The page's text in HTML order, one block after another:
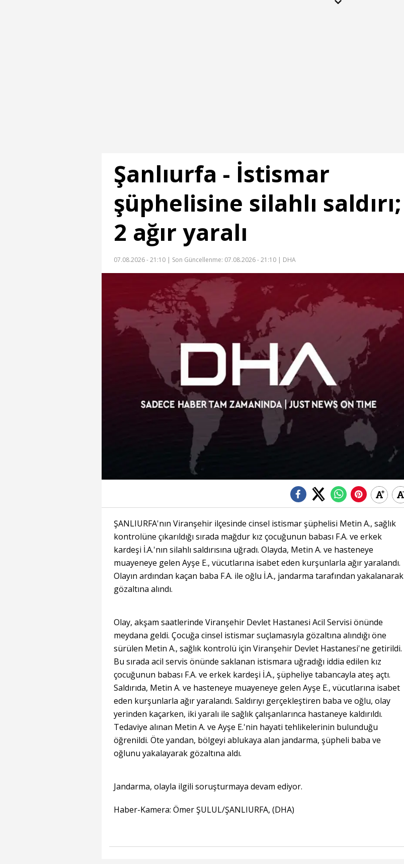
Şanlıurfa - İstismar
şüphelisine silahlı saldırı;
2 ağır yaralı
07.08.2026 - 21:10 | Son Güncellenme: 07.08.2026 - 21:10 | DHA
ŞANLIURFA'nın Viranşehir ilçesinde cinsel istismar şüphelisi Metin A., sağlık
kontrolüne çıkarıldığı sırada mağdur kız çocuğunun babası F.A. ve erkek
kardeşi İ.A.'nın silahlı saldırısına uğradı. Olayda, Metin A. ve hasteneye
muayeneye gelen Ayşe E., vücutlarına isabet eden kurşunlarla ağır yaralandı.
Olayın ardından kaçan baba F.A. ile oğlu İ.A., jandarma tarafından yakalanarak
gözaltına alındı.
Olay, akşam saatlerinde Viranşehir Devlet Hastanesi Acil Servisi önünde
meydana geldi. Çocuğa cinsel istismar suçlamasıyla gözaltına alındığı öne
sürülen Metin A., sağlık kontrolü için Viranşehir Devlet Hastanesi'ne getirildi.
Bu sırada acil servis önünde saklanan istismara uğradığı iddia edilen kız
çocuğunun babası F.A. ve erkek kardeşi İ.A., şüpheliye tabancayla ateş açtı.
Saldırıda, Metin A. ve hasteneye muayeneye gelen Ayşe E., vücutlarına isabet
eden kurşunlarla ağır yaralandı. Saldırıyı gerçekleştiren baba ve oğlu, olay
yerinden kaçarken, iki yaralı ile sağlık çalışanlarınca hastaneye kaldırıldı.
Tedaviye alınan Metin A. ve Ayşe E.'nin hayati tehlikelerinin bulunduğu
öğrenildi. Öte yandan, bölgeyi ablukaya alan jandarma, şüpheli baba ve
oğlunu yakalayarak gözaltına aldı.
Jandarma, olayla ilgili soruşturmaya devam ediyor.
Haber-Kamera: Ömer ŞULUL/ŞANLIURFA, (DHA)